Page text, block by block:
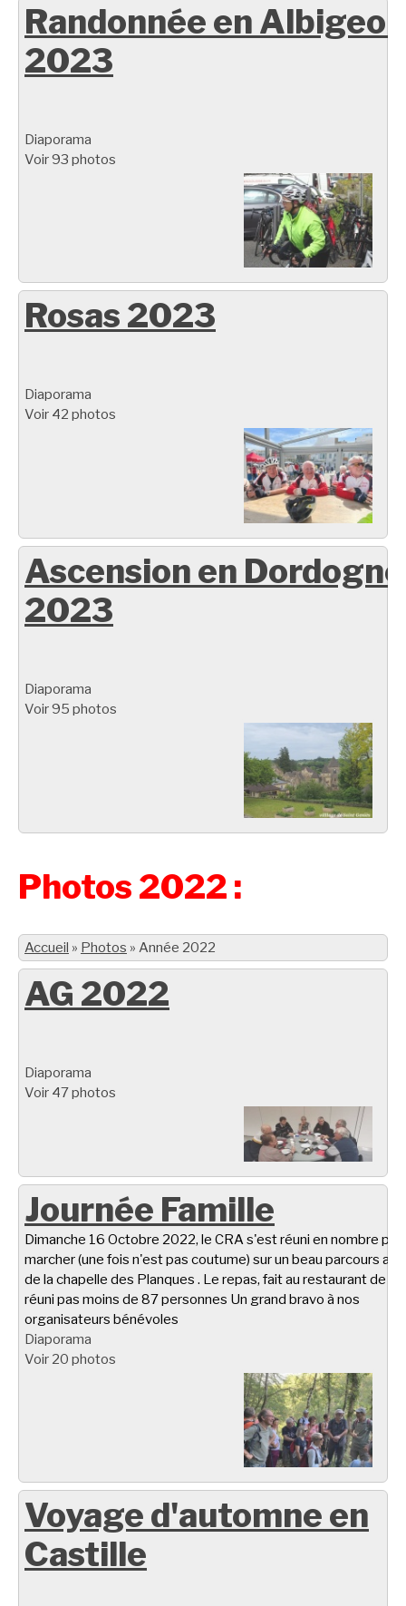
Randonnée en
2023
Diaporama
Voir 93 photos
Rosas 2023
Diaporama
Voir 42 photos
Ascension en Dordogne
2023
Diaporama
Voir 95 photos
Photos 2022 :
Accueil » Photos » Année 2022
AG 2022
Diaporama
Voir 47 photos
Journée Famille
Dimanche 16 Octobre 2022, le CRA s'est réuni en nombre
marcher (une fois n'est pas coutume) sur un beau parcours
de la chapelle des Planques . Le repas, fait au restaurant de
réuni pas moins de 87 personnes Un grand bravo à nos
organisateurs bénévoles
Diaporama
Voir 20 photos
Voyage d'automne en
Castille